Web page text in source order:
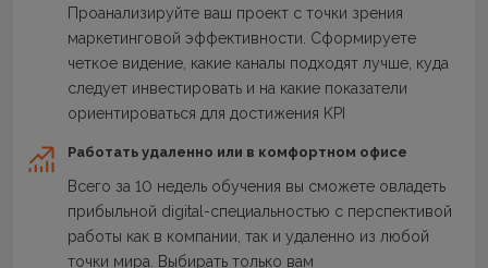
Проанализируйте ваш проект с точки зрения
маркетинговой эффективности. Сформируете
четкое видение, какие каналы подходят лучше, куда
следует инвестировать и на какие показатели
ориентироваться для достижения KPI
Работать удаленно или в комфортном офисе
Всего за 10 недель обучения вы сможете овладеть
прибыльной digital-специальностью с перспективой
работы как в компании, так и удаленно из любой
точки мира. Выбирать только вам